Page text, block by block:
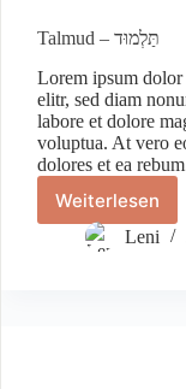
Talmud – תַּלְמוּד
Lorem ipsum dolor
elitr, sed diam
labore et dolore
voluptua. At vero
dolores et ea
Weiterlesen
Talmud
תַּלְמוּד
Leni